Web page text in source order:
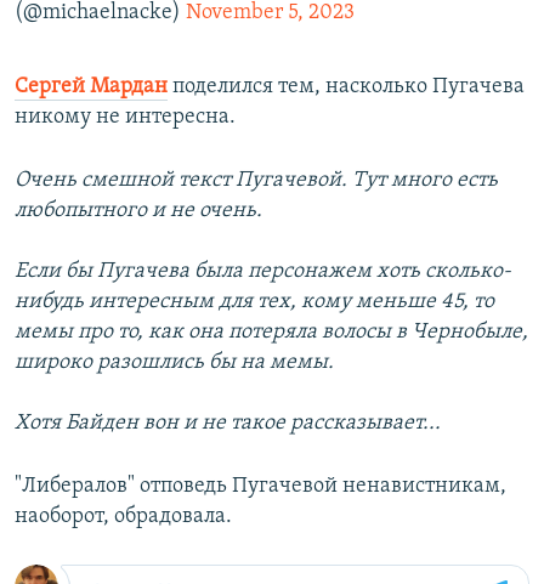
(@michaelnacke) November 5, 2023
Сергей Мардан поделился тем, насколько Пугачева
никому не интересна.
Очень смешной текст Пугачевой. Тут много есть
любопытного и не очень.
Если бы Пугачева была персонажем хоть сколько-
нибудь интересным для тех, кому меньше 45, то
мемы про то, как она потеряла волосы в Чернобыле,
широко разошлись бы на мемы.
Хотя Байден вон и не такое рассказывает...
"Либералов" отповедь Пугачевой ненавистникам,
наоборот, обрадовала.